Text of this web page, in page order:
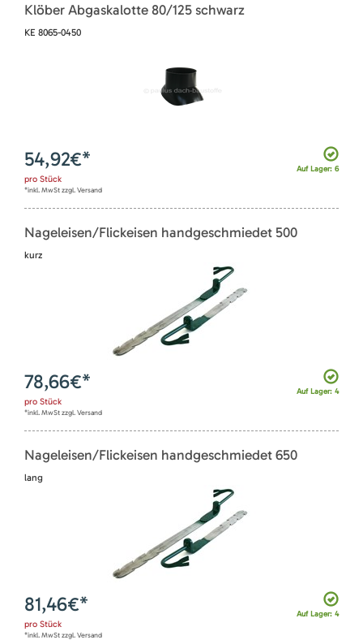
Klöber Abgaskalotte 80/125 schwarz
KE 8065-0450
Auf Lager: 6
54,92€*
pro Stück
*inkl. MwSt zzgl. Versand
Nageleisen/Flickeisen handgeschmiedet 500
kurz
Auf Lager: 4
78,66€*
pro Stück
*inkl. MwSt zzgl. Versand
Nageleisen/Flickeisen handgeschmiedet 650
lang
Auf Lager: 4
81,46€*
pro Stück
*inkl. MwSt zzgl. Versand